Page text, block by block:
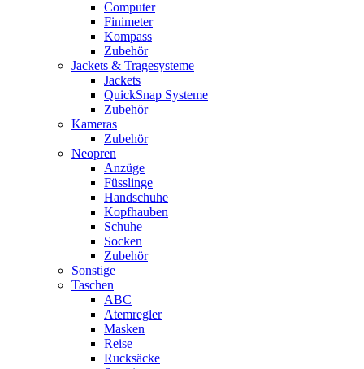
Computer
Finimeter
Kompass
Zubehör
Jackets & Tragesysteme
Jackets
QuickSnap Systeme
Zubehör
Kameras
Zubehör
Neopren
Anzüge
Füsslinge
Handschuhe
Kopfhauben
Schuhe
Socken
Zubehör
Sonstige
Taschen
ABC
Atemregler
Masken
Reise
Rucksäcke